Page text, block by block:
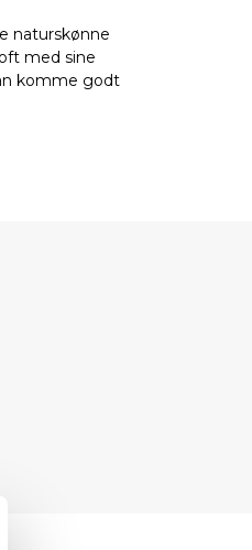
naturskønne
med sine
komme godt